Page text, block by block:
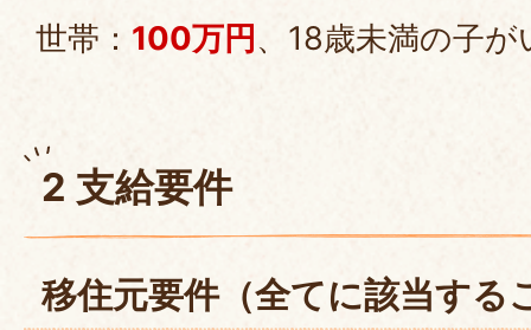
世帯： 100万円 、18歳未満の子が
2 支給要件
移住元要件（全てに該当する